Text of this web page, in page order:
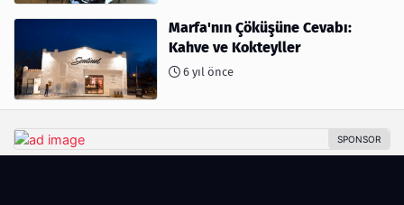
Marfa'nın Çöküşüne Cevabı:
Kahve ve Kokteyller
6 yıl önce